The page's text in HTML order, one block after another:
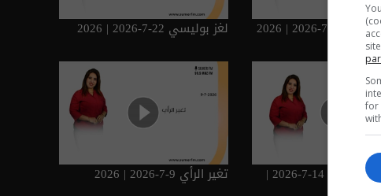
| 2026 لغز بوليسي 22-7-2026 | 2026
جاوب على اختيارك 14-7-2026 |
تغير الرأي 9-7-2026 | 2026
for